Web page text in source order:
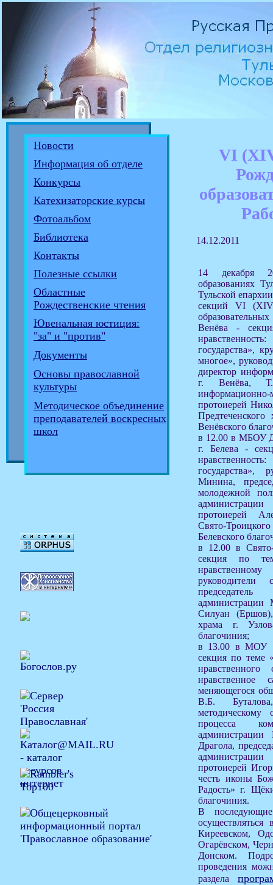
Новости
Информация об отделе
Конкурсы
Катехизаторские курсы
Фотоальбом
Библиотека
Контакты
Полезные ссылки
Областные
Рождественские чтения
Ювенальная юстиция:
"за" и "против"
Документы
Основы православной
культуры
Методическое объединение
преподавателей воскресных
школ
VI
14.12.2011
14 декабря
образованиях
Тульской
секций VI
Венёва -
государства»,
многое»,
директор
г. Венёва,
информационно-
протоиерей
Венёвского
в 12.00 в МБОУ
г. Белева -
Минина,
молодежной
протоиерей
Свято-
Белевского
в 12.00 в
секция по
Силуан (Ершов),
храма г.
благочиния;
в 13.00 в МОУ
секция по теме
нравственное
меняющегося
В.Б.
методическому
процесса
Драгола,
протоиерей
честь иконы
Радость» г.
благочиния.
В
Киреевском,
Огарёвском,
Донском.
проведения
раздела